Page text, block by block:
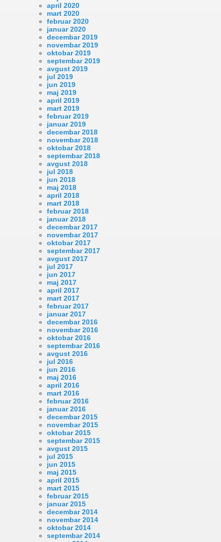
april 2020
mart 2020
februar 2020
januar 2020
decembar 2019
novembar 2019
oktobar 2019
septembar 2019
avgust 2019
jul 2019
jun 2019
maj 2019
april 2019
mart 2019
februar 2019
januar 2019
decembar 2018
novembar 2018
oktobar 2018
septembar 2018
avgust 2018
jul 2018
jun 2018
maj 2018
april 2018
mart 2018
februar 2018
januar 2018
decembar 2017
novembar 2017
oktobar 2017
septembar 2017
avgust 2017
jul 2017
jun 2017
maj 2017
april 2017
mart 2017
februar 2017
januar 2017
decembar 2016
novembar 2016
oktobar 2016
septembar 2016
avgust 2016
jul 2016
jun 2016
maj 2016
april 2016
mart 2016
februar 2016
januar 2016
decembar 2015
novembar 2015
oktobar 2015
septembar 2015
avgust 2015
jul 2015
jun 2015
maj 2015
april 2015
mart 2015
februar 2015
januar 2015
decembar 2014
novembar 2014
oktobar 2014
septembar 2014